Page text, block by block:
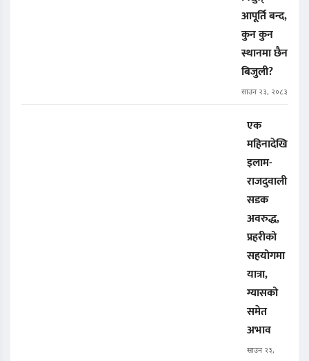
आपूर्ति बन्द,
कुन कुन
स्थानमा छैन
बिजुली?
साउन २३, २०८३
एक
महिनादेखि
इलाम-
राजदुवाली
सडक
अवरुद्ध,
प्रहरीको
सहयोगमा
यात्रा,
ग्यासको
समेत
अभाव
साउन २३,